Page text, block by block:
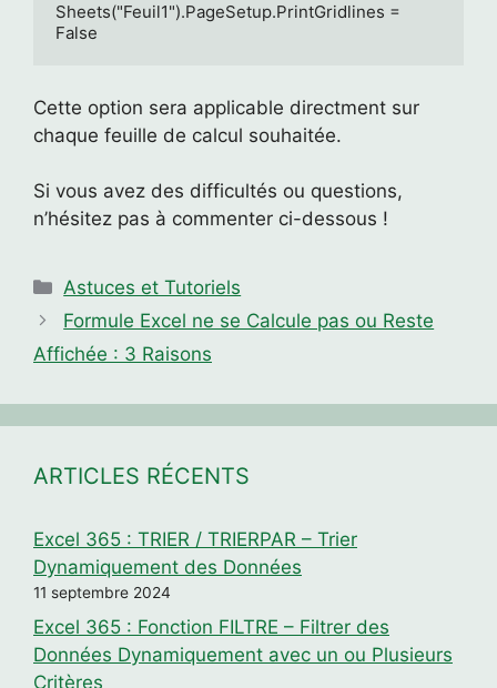
Sheets("Feuil1").PageSetup.PrintGridlines =
False
Cette option sera applicable directment sur
chaque feuille de calcul souhaitée.
Si vous avez des difficultés ou questions,
n’hésitez pas à commenter ci-dessous !
Catégories
Astuces et Tutoriels
Formule Excel ne se Calcule pas ou Reste
Affichée : 3 Raisons
ARTICLES RÉCENTS
Excel 365 : TRIER / TRIERPAR – Trier
Dynamiquement des Données
11 septembre 2024
Excel 365 : Fonction FILTRE – Filtrer des
Données Dynamiquement avec un ou Plusieurs
Critères